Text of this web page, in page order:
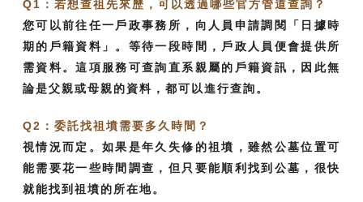
Q1：若想查祖先來歷，可以透過哪些官方管道查詢？
您可以前往任一戶政事務所，向人員申請調閱「日據時
期的戶籍資料」。等待一段時間，戶政人員便會提供所
需資料。這項服務可查詢直系親屬的戶籍資訊，因此無
論是父親或母親的資料，都可以進行查詢。
Q2：委託找祖墳需要多久時間？
視情況而定。如果是年久失修的祖墳，雖然公墓位置可
能需要花一些時間調查，但只要能順利找到公墓，很快
就能找到祖墳的所在地。